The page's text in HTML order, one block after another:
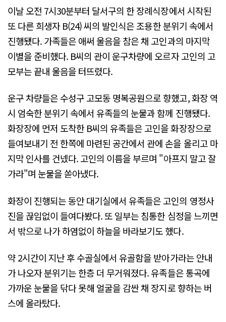
이날 오전 7시30분부터 달서구의 한 장례식장에서 시작된
또 다른 희생자 B(24) 씨의 발인식은 조용한 분위기 속에서
진행됐다. 가족들은 애써 울음을 참은 채 고인과의 마지막
이별을 준비했다. B씨의 관이 운구차량에 오르자 고인의 고
모부는 끝내 울음을 터뜨렸다.
운구 차량들은 수성구 고모동 명복공원으로 향했고, 화장 역
시 엄숙한 분위기 속에서 유족들의 눈물과 함께 진행됐다.
화장장에 먼저 도착한 B씨의 유족들은 고인을 화장장으로
들여보내기 전 한쪽에 마련된 공간에서 관에 손을 올리고 마
지막 인사를 건넸다. 고인의 이름을 부르며 "아프지 말고 잘
가라"며 눈물을 쏟아냈다.
화장이 진행되는 동안 대기실에서 유족들은 고인의 영정사
진을 끊임없이 들여다봤다. 또 일부는 침통한 심정을 느끼면
서 밖으로 나가 하염없이 하늘을 바라보기도 했다.
약 2시간이 지난 후 수골실에서 유골함을 받아가라는 안내
가 나오자 분위기는 한층 더 무거워졌다. 유족들은 통곡에
가까운 눈물을 닦다 못해 얼굴을 감싼 채 장지로 향하는 버
스에 올라탔다.